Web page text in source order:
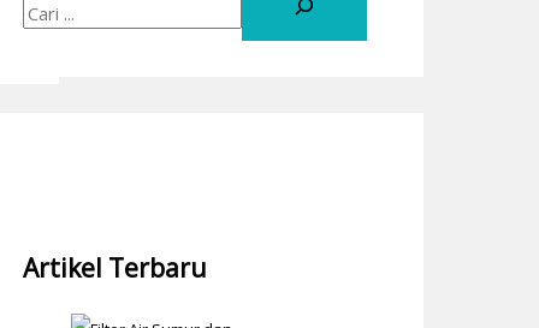
Artikel Terbaru